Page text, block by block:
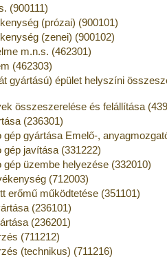
(900111)
(prózai) (900101)
(zenei) (900102)
m.n.s. (462301)
(462303)
gyártású) épület helyszíni
összeszerelése és felállítása
(236301)
gyártása Emelő-,
javítása (331222)
üzembe helyezése (332010)
(712003)
erőmű működtetése (351101)
(236101)
(236201)
(711212)
(technikus) (711216)